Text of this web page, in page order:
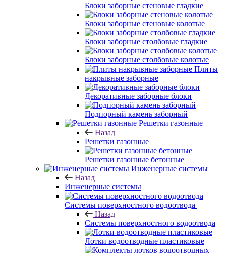
Блоки заборные стеновые гладкие
Блоки заборные стеновые колотые
Блоки заборные столбовые гладкие
Блоки заборные столбовые колотые
Плиты
накрывные заборные
Декоративные заборные блоки
Подпорный камень заборный
Решетки газонные
Назад
Решетки газонные
Решетки газонные бетонные
Инженерные системы
Назад
Инженерные системы
Системы поверхностного водоотвода
Назад
Системы поверхностного водоотвода
Лотки водоотводные пластиковые